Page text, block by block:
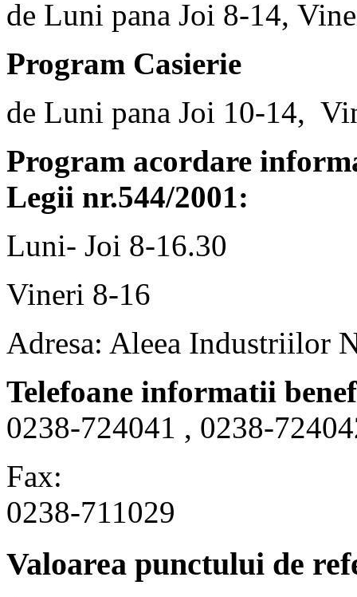
de Luni pana Joi 8-14,
Program Casierie
de Luni pana Joi 10-14,
Program acordare
Legii nr.544/2001:
Luni- Joi 8-16.30
Vineri 8-16
Adresa: Aleea Industriilor
Telefoane informatii
0238-724041 , 0238-
Fax:
0238-711029
Valoarea punctului de